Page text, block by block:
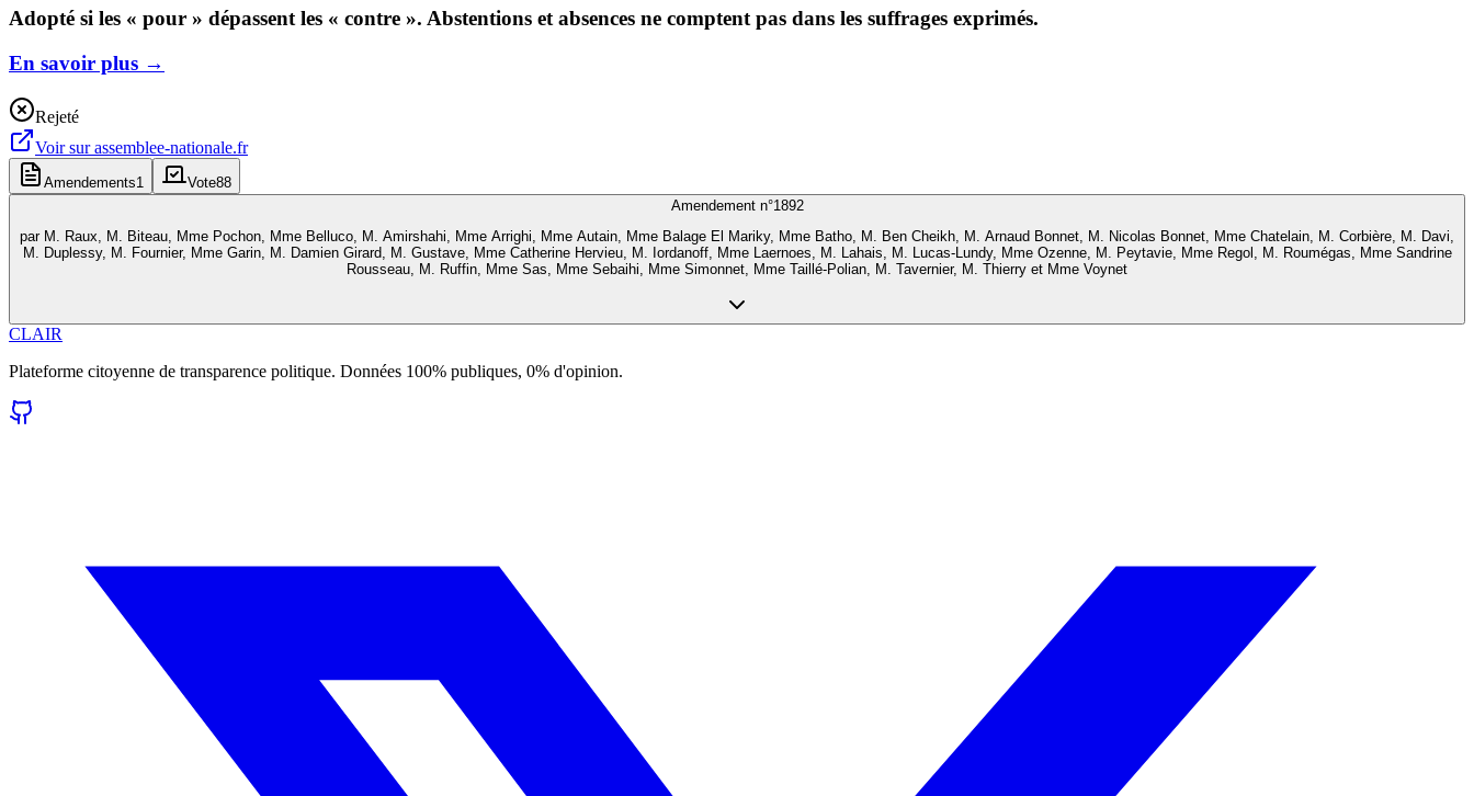
Adopté si les « pour » dépassent les « contre ». Abstentions et absences ne comptent pas dans les suffrages exprimés.
En savoir plus →
Rejeté
Voir surassemblee-nationale.fr
Amendements1 Vote88
Amendement n°1892
par M. Raux, M. Biteau, Mme Pochon, Mme Belluco, M. Amirshahi, Mme Arrighi, Mme Autain, Mme Balage El Mariky, Mme Batho, M. Ben Cheikh, M. Arnaud Bonnet, M. Nicolas Bonnet, Mme Chatelain, M. Corbière, M. Davi,
M. Duplessy, M. Fournier, Mme Garin, M. Damien Girard, M. Gustave, Mme Catherine Hervieu, M. Iordanoff, Mme Laernoes, M. Lahais, M. Lucas-Lundy, Mme Ozenne, M. Peytavie, Mme Regol, M. Roumégas, Mme Sandrine
Rousseau, M. Ruffin, Mme Sas, Mme Sebaihi, Mme Simonnet, Mme Taillé-Polian, M. Tavernier, M. Thierry et Mme Voynet
CLAIR
Plateforme citoyenne de transparence politique. Données 100% publiques, 0% d'opinion.